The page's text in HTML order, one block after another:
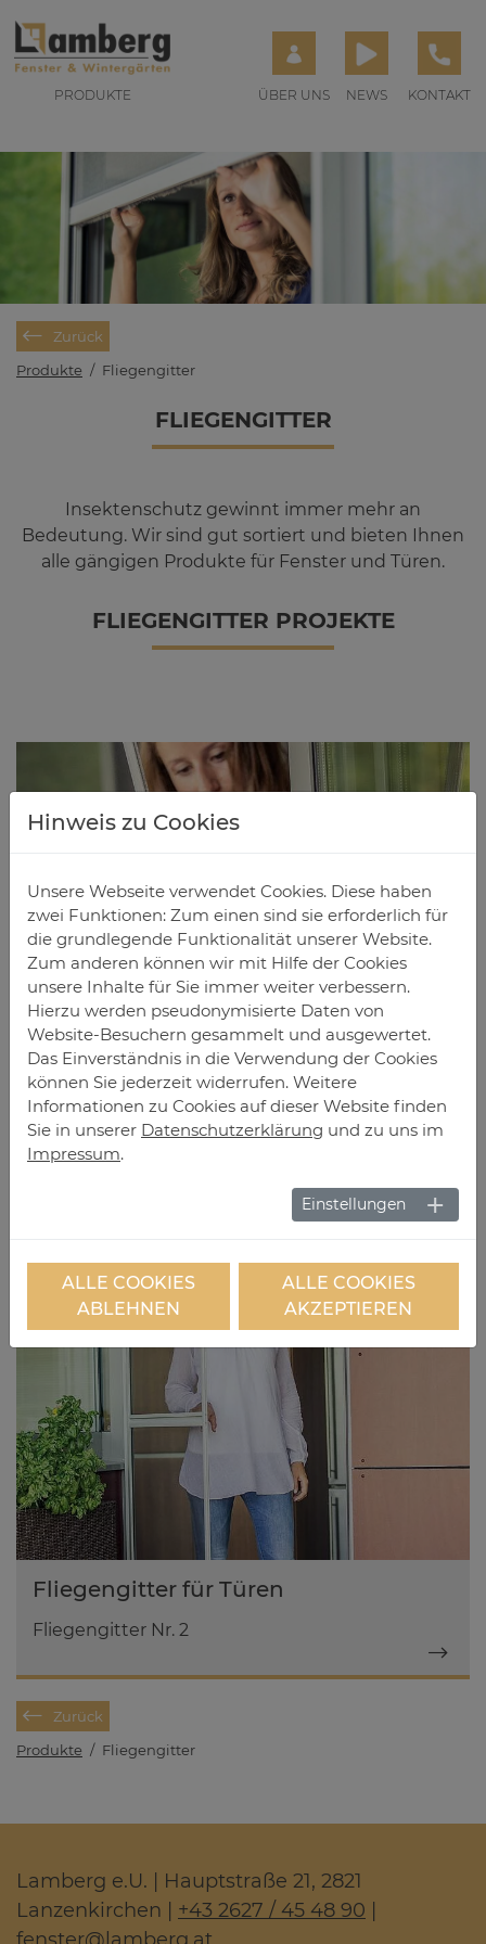
PRODUKTE ÜBER UNS NEWS KONTAKT
Zurück
Produkte / Fliegengitter
FLIE­GEN­GIT­TER
Insektenschutz gewinnt immer mehr an
Bedeutung. Wir sind gut sortiert und bieten Ihnen
alle gängigen Produkte für Fenster und Türen.
FLIE­GEN­GIT­TER PRO­JEK­TE
Fliegengitter für Fenster
Fliegengitter Nr. 1
Fliegengitter für Türen
Fliegengitter Nr. 2
Zurück
Produkte / Fliegengitter
Lamberg e.U. | Hauptstraße 21, 2821
Lanzenkirchen | +43 2627 / 45 48 90
Hinweis zu Cookies
Unsere Webseite verwendet Cookies. Diese haben
zwei Funktionen: Zum einen sind sie erforderlich für
die grundlegende Funktionalität unserer Website.
Zum anderen können wir mit Hilfe der Cookies
unsere Inhalte für Sie immer weiter verbessern.
Hierzu werden pseudonymisierte Daten von
Website-Besuchern gesammelt und ausgewertet.
Das Einverständnis in die Verwendung der Cookies
können Sie jederzeit widerrufen. Weitere
Informationen zu Cookies auf dieser Website finden
Sie in unserer Datenschutzerklärung und zu uns im
Impressum.
Einstellungen
ALLE COOKIES
ABLEHNEN
ALLE COOKIES
AKZEPTIEREN